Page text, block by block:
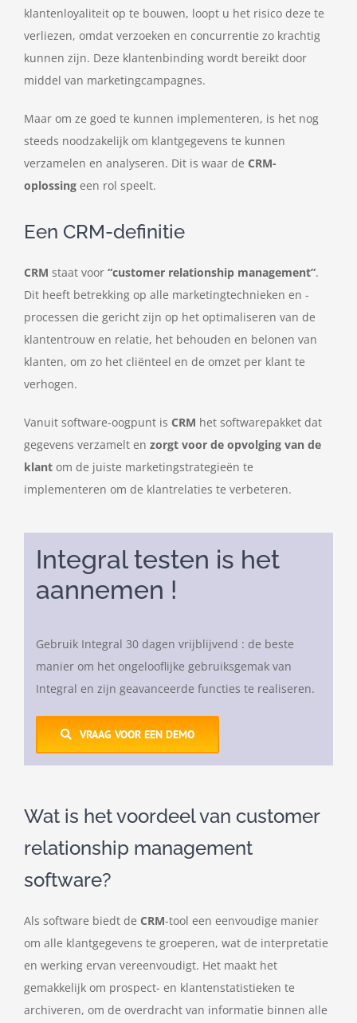
klantenloyaliteit op te bouwen, loopt u het risico deze te
verliezen, omdat verzoeken en concurrentie zo krachtig
kunnen zijn. Deze klantenbinding wordt bereikt door
middel van marketingcampagnes.
Maar om ze goed te kunnen implementeren, is het nog
steeds noodzakelijk om klantgegevens te kunnen
verzamelen en analyseren. Dit is waar de CRM-
oplossing een rol speelt.
Een CRM-definitie
CRM staat voor “customer relationship management”.
Dit heeft betrekking op alle marketingtechnieken en -
processen die gericht zijn op het optimaliseren van de
klantentrouw en relatie, het behouden en belonen van
klanten, om zo het cliënteel en de omzet per klant te
verhogen.
Vanuit software-oogpunt is CRM het softwarepakket dat
gegevens verzamelt en zorgt voor de opvolging van de
klant om de juiste marketingstrategieën te
implementeren om de klantrelaties te verbeteren.
Integral testen is het
aannemen !
Gebruik Integral 30 dagen vrijblijvend : de beste
manier om het ongelooflijke gebruiksgemak van
Integral en zijn geavanceerde functies te realiseren.
VRAAG VOOR EEN DEMO
Wat is het voordeel van customer
relationship management
software?
Als software biedt de CRM-tool een eenvoudige manier
om alle klantgegevens te groeperen, wat de interpretatie
en werking ervan vereenvoudigt. Het maakt het
gemakkelijk om prospect- en klantenstatistieken te
archiveren, om de overdracht van informatie binnen alle